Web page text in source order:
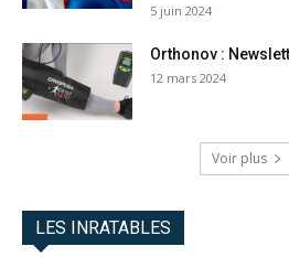
5 juin 2024
Orthonov :
12 mars 2024
Voir plus
LES INRATABLES